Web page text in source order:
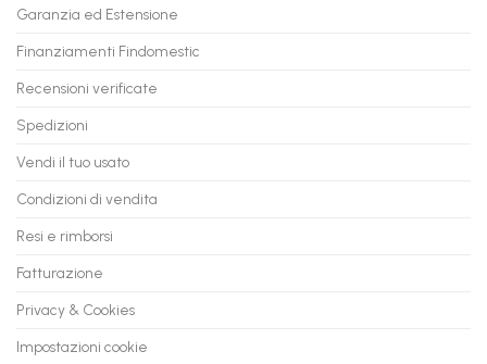
anche
a
in
con
Garanzia ed Estensione
Finanziamenti Findomestic
Recensioni verificate
Spedizioni
Vendi il tuo usato
Condizioni di vendita
Resi e rimborsi
Fatturazione
Privacy & Cookies
Impostazioni cookie